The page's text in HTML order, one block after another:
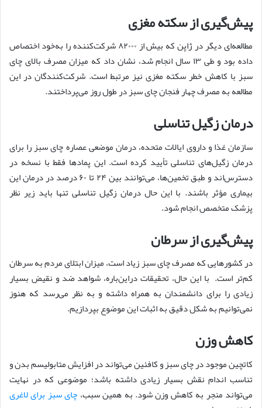
پیش‌گیری از سکته مغزی
مطالعه‌ای دیگر در ژاپن که بیش از ۸۲۰۰۰ شرکت‌کننده را به‌خود اختصاص
داده بود و طی ۱۳ سال انجام شد، نشان داد که میزان مصرف بالای چای
سبز با کاهش خطر سکته مغزی نیز مرتبط است. شرکت‌کنندگان در این
مطالعه به مصرف چهار فنجان چای سبز در طول روز می‌پرداختند.
درمان زگیل تناسلی
سازمان غذا و داروی ایالات متحده، درمان موضعی عصاره چای سبز را برای
درمان زگیل‌های تناسلی تأیید کرده است. این پماد‌ها فقط با نسخه در
دسترس‌اند و طبق تخمین‌ها، می‌توانند بین ۲۴ تا ۶۰ درصد در درمان این
بیماری مؤثر باشند. با این حال درمان زگیل تناسلی تنها باید زیر نظر
پزشک متخصص انجام شود.
پیش‌گیری از سرطان
در کشورهایی که مصرف چای سبز زیاد است، میزان ابتلای مردم به سرطان
کم‌تر است. با این حال، تحقیقات دراین‌باره، شواهد ضد و نقیض بسیار
زیادی را برای دانشمندان به همراه داشته و به نظر می‌رسد که هنوز
نمی‌توانیم به شکل دقیق به اثبات این موضوع بپردازیم.
کاهش وزن
کاتچین موجود در چای سبز و کافئین می‌تواند در افزایش متابولیسم بدن و
تناسب اندام نقش بسیار زیادی داشته باشد؛ موضوعی که در نهایت
می‌تواند منجر به کاهش وزن شود. به همین سبب، چای سبز برای لاغری